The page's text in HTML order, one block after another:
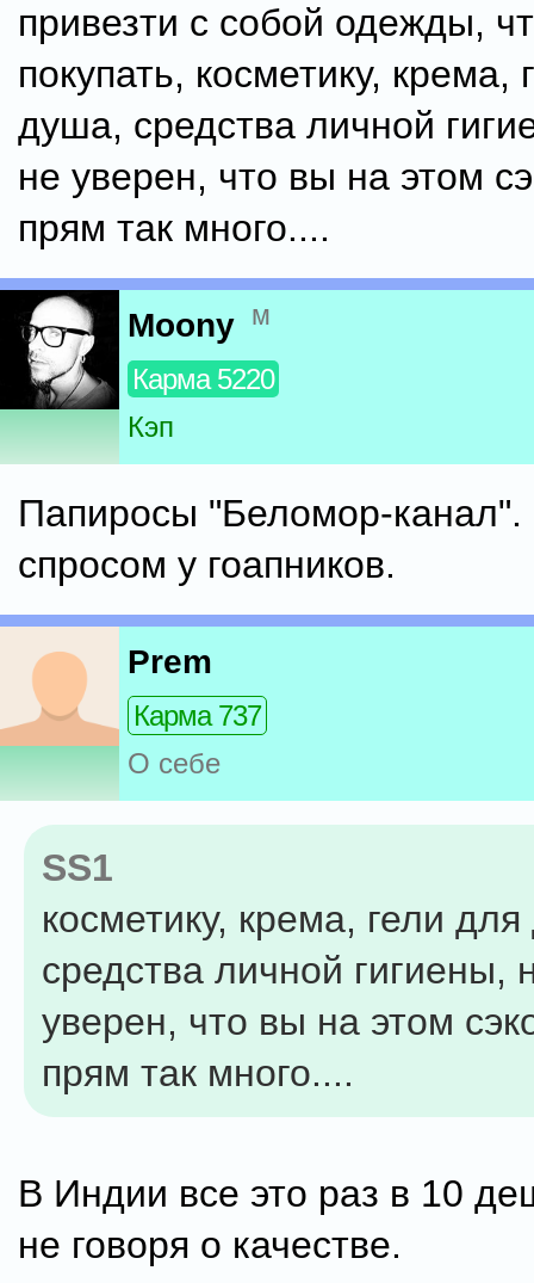
привезти с собой одежды,
покупать, косметику, крема,
душа, средства личной
не уверен, что вы на этом
прям так много....
Moony м
Карма 5220
Кэп
Папиросы "Беломор-канал".
спросом у гоапников.
Prem
Карма 737
О себе
SS1
косметику, крема, гели
средства личной гигиены,
уверен, что вы на этом
прям так много....
В Индии все это раз в 10
не говоря о качестве.